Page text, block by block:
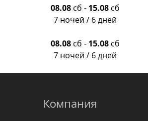
Интурист
Travelata
08.08 сб - 15.08 сб
7 ночей / 6 дней
08.08 сб - 15.08 сб
7 ночей / 6 дней
Компания